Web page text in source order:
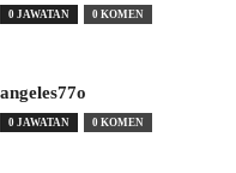
0 JAWATAN 0 KOMEN
angeles77o
0 JAWATAN 0 KOMEN